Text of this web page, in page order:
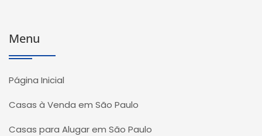
Menu
Página Inicial
Casas à Venda em São Paulo
Casas para Alugar em São Paulo